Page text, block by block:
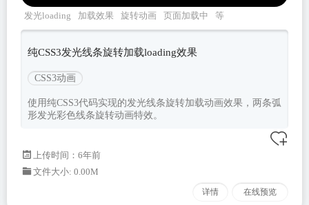
发光loading 加载效果 旋转动画 页面加载中
等
待页面
纯CSS3发光线条旋转加载loading效果
CSS3动画
使用纯CSS3代码实现的发光线条旋转加载动画效果，两条弧
形发光彩色线条旋转动画特效。
上传时间：6年前
文件大小: 0.00M
详情 在线预览